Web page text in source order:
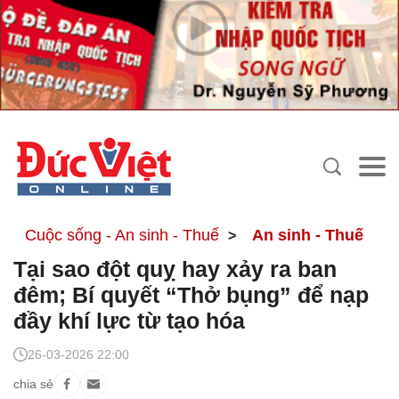
Cuộc sống - An sinh - Thuế An sinh - Thuế
Tại sao đột quỵ hay xảy ra ban
đêm; Bí quyết “Thở bụng” để nạp
đầy khí lực từ tạo hóa
chia sẻ
26-03-2026 22:00